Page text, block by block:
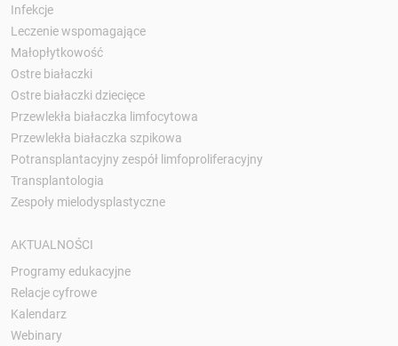
Infekcje
Leczenie wspomagające
Małopłytkowość
Ostre białaczki
Ostre białaczki dziecięce
Przewlekła białaczka limfocytowa
Przewlekła białaczka szpikowa
Potransplantacyjny zespół limfoproliferacyjny
Transplantologia
Zespoły mielodysplastyczne
AKTUALNOŚCI
Programy edukacyjne
Relacje cyfrowe
Kalendarz
Webinary